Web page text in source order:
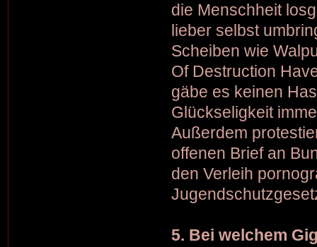
die Menschheit
lieber selbst
Scheiben wie
Of Destruction
gäbe es keinen
Glückseligkeit
Außerdem
offenen Brief an
den Verleih
5. Bei welchem